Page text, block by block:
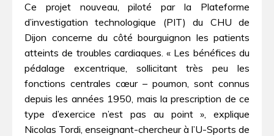
Ce projet nouveau, piloté par la Plateforme
d’investigation technologique (PIT) du CHU de
Dijon concerne du côté bourguignon les patients
atteints de troubles cardiaques. « Les bénéfices du
pédalage excentrique, sollicitant très peu les
fonctions centrales cœur – poumon, sont connus
depuis les années 1950, mais la prescription de ce
type d’exercice n’est pas au point », explique
Nicolas Tordi, enseignant-chercheur à l’U-Sports de